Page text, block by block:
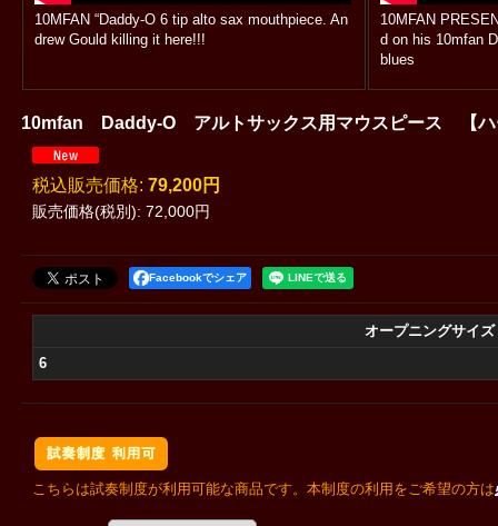
10MFAN “Daddy-O 6 tip alto sax mouthpiece. An
drew Gould killing it here!!!
10MFAN
d on his 10mfan
blues
10mfan Daddy-O アルトサックス用マウスピース 【ハ
販売価格(税別): 72,000円
税込 : 79,200円
Facebookでシェア
オープニングサイズ
6
こちらは試奏制度が利用可能な商品です。本制度の利用をご希望の方は